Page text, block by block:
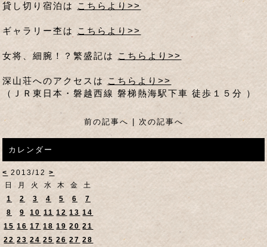
貸し切り宿泊は こちらより>>
ギャラリー杢は こちらより>>
女将、細腕！？繁盛記は こちらより>>
深山荘へのアクセスは こちらより>>
（ＪＲ東日本・磐越西線 磐梯熱海駅下車 徒歩１５分 ）
前の記事へ | 次の記事へ
カレンダー
< 2013/12>
日
月 火 水 木 金
土
1
2 3 4 5 6
7
8
9 10 11 12 13 14
15 16 17 18 19 20 21
22 23 24 25 26 27 28